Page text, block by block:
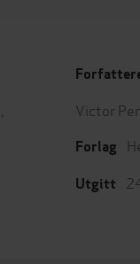
Victor
Forlag
Utgitt